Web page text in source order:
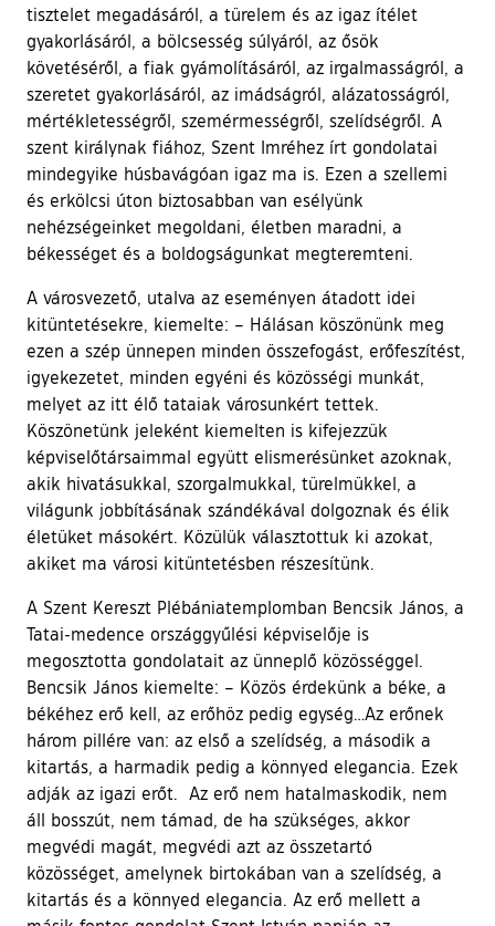
tisztelet megadásáról, a türelem és az igaz ítélet
gyakorlásáról, a bölcsesség súlyáról, az ősök
követéséről, a fiak gyámolításáról, az irgalmasságról, a
szeretet gyakorlásáról, az imádságról, alázatosságról,
mértékletességről, szemérmességről, szelídségről. A
szent királynak fiához, Szent Imréhez írt gondolatai
mindegyike húsbavágóan igaz ma is. Ezen a szellemi
és erkölcsi úton biztosabban van esélyünk
nehézségeinket megoldani, életben maradni, a
békességet és a boldogságunkat megteremteni.
A városvezető, utalva az eseményen átadott idei
kitüntetésekre, kiemelte: – Hálásan köszönünk meg
ezen a szép ünnepen minden összefogást, erőfeszítést,
igyekezetet, minden egyéni és közösségi munkát,
melyet az itt élő tataiak városunkért tettek.
Köszönetünk jeleként kiemelten is kifejezzük
képviselőtársaimmal együtt elismerésünket azoknak,
akik hivatásukkal, szorgalmukkal, türelmükkel, a
világunk jobbításának szándékával dolgoznak és élik
életüket másokért. Közülük választottuk ki azokat,
akiket ma városi kitüntetésben részesítünk.
A Szent Kereszt Plébániatemplomban Bencsik János, a
Tatai-medence országgyűlési képviselője is
megosztotta gondolatait az ünneplő közösséggel.
Bencsik János kiemelte: – Közös érdekünk a béke, a
békéhez erő kell, az erőhöz pedig egység…Az erőnek
három pillére van: az első a szelídség, a második a
kitartás, a harmadik pedig a könnyed elegancia. Ezek
adják az igazi erőt. Az erő nem hatalmaskodik, nem
áll bosszút, nem támad, de ha szükséges, akkor
megvédi magát, megvédi azt az összetartó
közösséget, amelynek birtokában van a szelídség, a
kitartás és a könnyed elegancia. Az erő mellett a